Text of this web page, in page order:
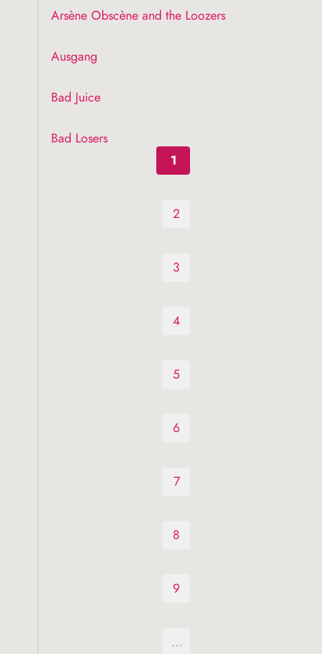
Arsène Obscène and the Loozers
Ausgang
Bad Juice
Bad Losers
1
2
3
4
5
6
7
8
9
…